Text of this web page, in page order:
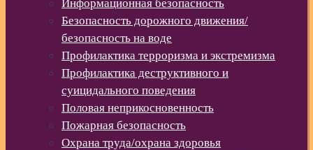
Информационная безопасность
Безопасность дорожного движения/
безопасность на воде
Профилактика терроризма и экстремизма
Профилактика деструктивного и
суицидального поведения
Половая неприкосновенность
Пожарная безопасность
Охрана труда/охрана здоровья